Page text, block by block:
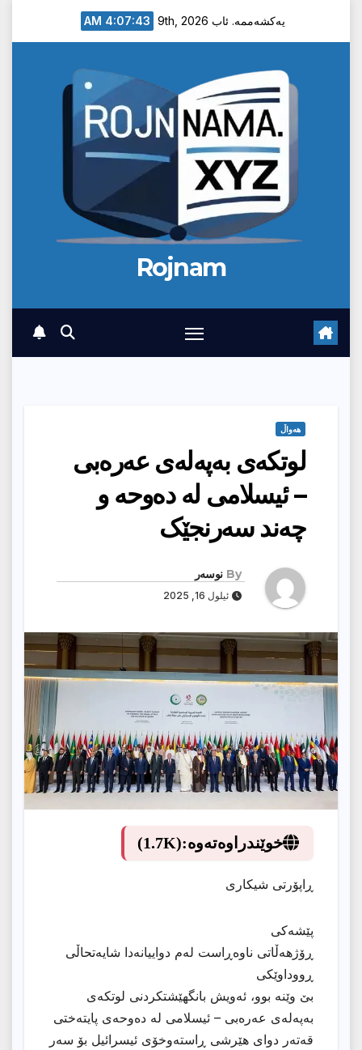
یەکشەممە. ئاب 9th, 2026 4:07:44 AM
Rojnam
هەواڵ
لوتکەی بەپەلەی عەرەبی
– ئیسلامی لە دەوحە و
چەند سەرنجێک
By نوسەر
ئیلول 16, 2025
خوێندراوەتەوە:(1.7K)
ڕاپۆرتی شیکاری
پێشەکی
ڕۆژهەڵاتی ناوەڕاست لەم دواییانەدا شایەتحاڵی
ڕووداوێکی
بێ وێنە بوو، ئەویش بانگهێشتکردنی لوتکەی
بەپەلەی عەرەبی – ئیسلامی لە دەوحەی پایتەختی
قەتەر دوای هێرشی ڕاستەوخۆی ئیسرائیل بۆ سەر